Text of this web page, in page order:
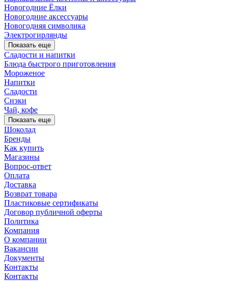
Новогодние Ёлки
Новогодние аксессуары
Новогодняя символика
Электрогирлянды
Показать еще
Сладости и напитки
Блюда быстрого приготовления
Мороженое
Напитки
Сладости
Снэки
Чай, кофе
Показать еще
Шоколад
Бренды
Как купить
Магазины
Вопрос-ответ
Оплата
Доставка
Возврат товара
Пластиковые сертификаты
Договор публичной оферты
Политика
Компания
О компании
Вакансии
Документы
Контакты
Контакты